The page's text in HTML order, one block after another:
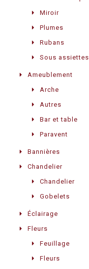
Miroir
Plumes
Rubans
Sous assiettes
Ameublement
Arche
Autres
Bar et table
Paravent
Bannières
Chandelier
Chandelier
Gobelets
Éclairage
Fleurs
Feuillage
Fleurs